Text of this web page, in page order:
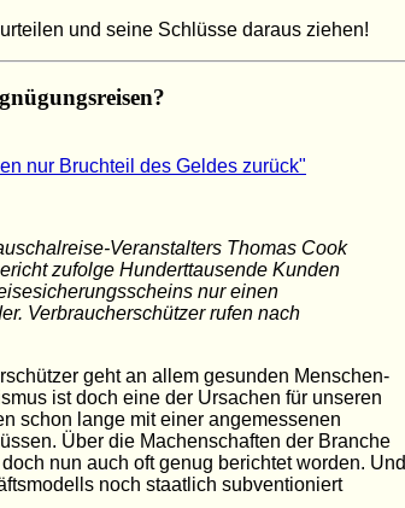
und seine Schlüsse daraus ziehen!
nur Bruchteil des Geldes zurück"
Veranstalters Thomas Cook
zufolge Hunderttausende Kunden
nur einen
Verbraucherschützer rufen nach
geht an allem gesunden Menschen-
ist doch eine der Ursachen für unseren
schon lange mit einer angemessenen
Über die Machenschaften der Branche
nun auch oft genug berichtet worden. Und
noch staatlich subventioniert